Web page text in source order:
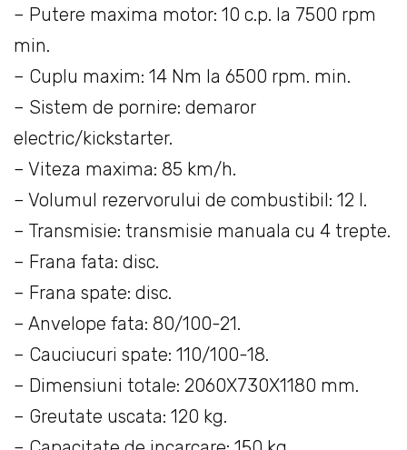
– Putere maxima motor: 10 c.p. la 7500 rpm
min.
– Cuplu maxim: 14 Nm la 6500 rpm. min.
– Sistem de pornire: demaror
electric/kickstarter.
– Viteza maxima: 85 km/h.
– Volumul rezervorului de combustibil: 12 l.
– Transmisie: transmisie manuala cu 4 trepte.
– Frana fata: disc.
– Frana spate: disc.
– Anvelope fata: 80/100-21.
– Cauciucuri spate: 110/100-18.
– Dimensiuni totale: 2060Х730Х1180 mm.
– Greutate uscata: 120 kg.